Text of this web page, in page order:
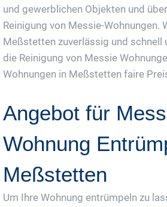
und gewerblichen Objekten und
Reinigung von Messie-Wohnungen.
Meßstetten zuverlässig und schnell
die Reinigung von Messie
Wohnungen in Meßstetten faire
Angebot für
Wohnung
Meßstetten
Um Ihre Wohnung entrümpeln zu